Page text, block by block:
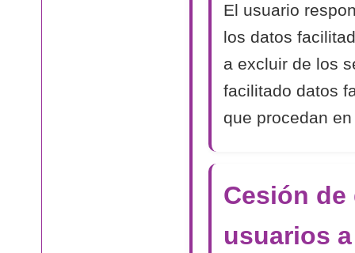
El usuario
los datos
a excluir de los
facilitado datos
que procedan
Cesión
usuarios